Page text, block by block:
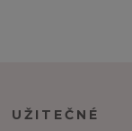
UŽITEČNÉ